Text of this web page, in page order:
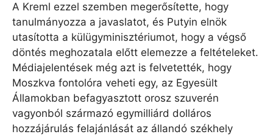
A Kreml ezzel szemben megerősítette, hogy
tanulmányozza a javaslatot, és Putyin elnök
utasította a külügyminisztériumot, hogy a végső
döntés meghozatala előtt elemezze a feltételeket.
Médiajelentések még azt is felvetették, hogy
Moszkva fontolóra veheti egy, az Egyesült
Államokban befagyasztott orosz szuverén
vagyonból származó egymilliárd dolláros
hozzájárulás felajánlását az állandó székhely